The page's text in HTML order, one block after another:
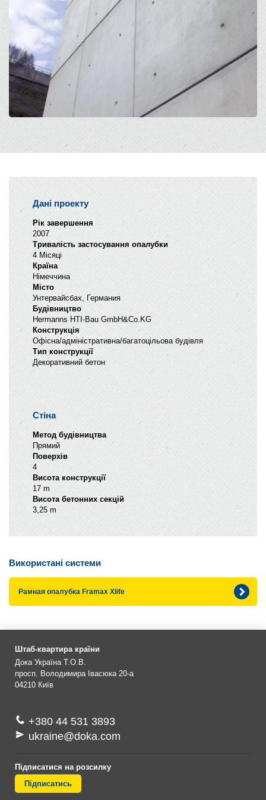
Дані проекту
Рік завершення
2007
Тривалість застосування опалубки
4 Місяці
Країна
Німеччина
Місто
Унтервайсбах, Германия
Будівництво
Hermanns HTI-Bau GmbH&Co.KG
Конструкція
Офісна/адміністративна/багатоцільова будівля
Тип конструкції
Декоративний бетон
Стіна
Метод будівництва
Прямий
Поверхів
4
Висота конструкції
17 m
Висота бетонних секцій
3,25 m
Використані системи
Рамная опалубка Framax Xlife
Штаб-квартира країни
Дока Україна Т.О.В.
просп. Володимира Івасюка 20-а
04210 Київ
+380 44 531 3893
ukraine@doka.com
Підписатися на розсилку
Підписатись